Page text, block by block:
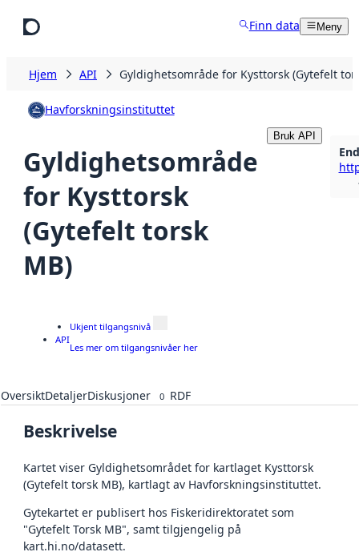
Finn data Meny
Hjem API Gyldighetsområde for Kysttorsk (Gytefelt
Havforskningsinstituttet
Gyldighetsområde
for Kysttorsk
(Gytefelt torsk
MB)
Bruk API
API
Ukjent tilgangsnivå
Les mer om tilgangsnivåer her
OversiktDetaljerDiskusjoner 0 RDF
Beskrivelse
Kartet viser Gyldighetsområdet for kartlaget Kysttorsk
(Gytefelt torsk MB), kartlagt av Havforskningsinstituttet.
Gytekartet er publisert hos Fiskeridirektoratet som
"Gytefelt Torsk MB", samt tilgjengelig på
kart.hi.no/datasett.